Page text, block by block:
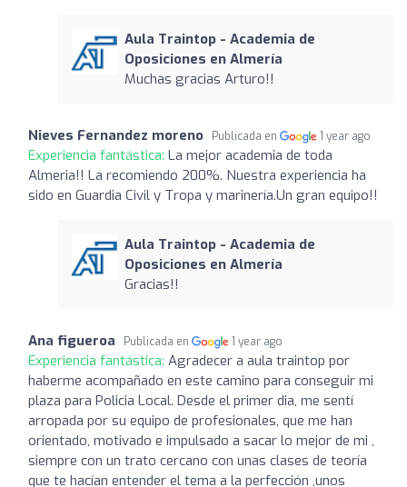
Aula Traintop - Academia de
Oposiciones en Almería
Muchas gracias Arturo!!
Nieves Fernandez moreno Publicada en 1 year ago
Experiencia fantástica: La mejor academia de toda
Almeria!! La recomiendo 200%. Nuestra experiencia ha
sido en Guardia Civil y Tropa y marinería.Un gran equipo!!
Aula Traintop - Academia de
Oposiciones en Almería
Gracias!!
Ana figueroa Publicada en 1 year ago
Experiencia fantástica: Agradecer a aula traintop por
haberme acompañado en este camino para conseguir mi
plaza para Policia Local. Desde el primer dia, me sentí
arropada por su equipo de profesionales, que me han
orientado, motivado e impulsado a sacar lo mejor de mi ,
siempre con un trato cercano con unas clases de teoría
que te hacían entender el tema a la perfección ,unos